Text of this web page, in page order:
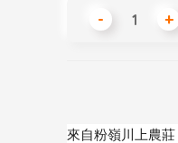
- +
來自粉嶺川上農莊